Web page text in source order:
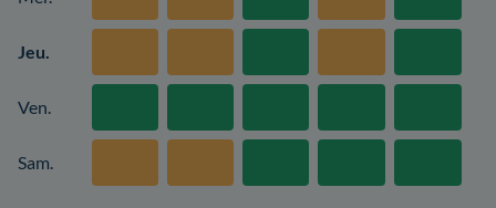
Jeu.
Ven.
Sam.